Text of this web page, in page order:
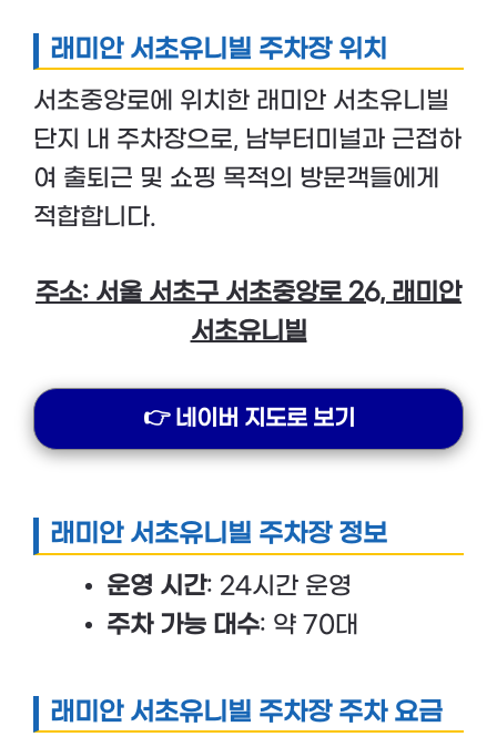
래미안 서초유니빌 주차장 위치
서초중앙로에 위치한 래미안 서초유니빌
단지 내 주차장으로, 남부터미널과 근접하
여 출퇴근 및 쇼핑 목적의 방문객들에게
적합합니다.
주소: 서울 서초구 서초중앙로 26, 래미안
서초유니빌
👉 네이버 지도로 보기
래미안 서초유니빌 주차장 정보
운영 시간: 24시간 운영
주차 가능 대수: 약 70대
래미안 서초유니빌 주차장 주차 요금